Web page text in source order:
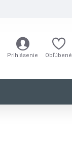
Prihlásenie Obľúbené